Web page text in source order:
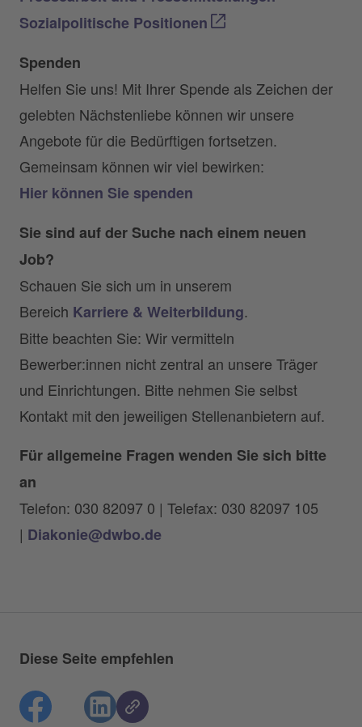
Sozialpolitische Positionen
Spenden
Helfen Sie uns! Mit Ihrer Spende als Zeichen der
gelebten Nächstenliebe können wir unsere
Angebote für die Bedürftigen fortsetzen.
Gemeinsam können wir viel bewirken:
Hier können Sie spenden
Sie sind auf der Suche nach einem neuen
Job?
Schauen Sie sich um in unserem
Bereich Karriere & Weiterbildung.
Bitte beachten Sie: Wir vermitteln
Bewerber:innen nicht zentral an unsere Träger
und Einrichtungen. Bitte nehmen Sie selbst
Kontakt mit den jeweiligen Stellenanbietern auf.
Für allgemeine Fragen wenden Sie sich bitte
an
Telefon: 030 82097 0 | Telefax: 030 82097 105
| Diakonie@dwbo.de
Diese Seite empfehlen